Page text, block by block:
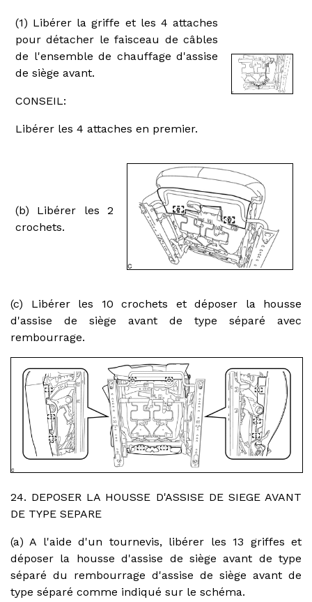
(1) Libérer la griffe et les 4 attaches
pour détacher le faisceau de câbles
de l'ensemble de chauffage d'assise
de siège avant.
CONSEIL:
Libérer les 4 attaches en premier.
(b) Libérer les 2
crochets.
(c) Libérer les 10 crochets et déposer la housse
d'assise de siège avant de type séparé avec
rembourrage.
24. DEPOSER LA HOUSSE D'ASSISE DE SIEGE AVANT
DE TYPE SEPARE
(a) A l'aide d'un tournevis, libérer les 13 griffes et
déposer la housse d'assise de siège avant de type
séparé du rembourrage d'assise de siège avant de
type séparé comme indiqué sur le schéma.